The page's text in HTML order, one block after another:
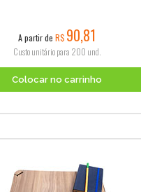
A partir de R$ 90,81
Custo unitário para 200 und.
Colocar no carrinho